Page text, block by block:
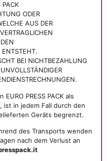
PACK
ODER
AUS DER
BEI NICHTBEZAHLUNG
PRESS PACK als
ist in jedem Fall durch den
Geräts begrenzt.
des Transports wenden
nach dem Verlust an